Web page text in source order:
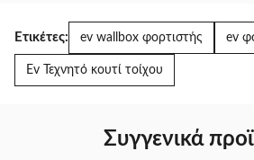
Ετικέτες: ev wallbox φορτιστής ev
Ev Τεχνητό κουτί τοίχου
Συγγενικά